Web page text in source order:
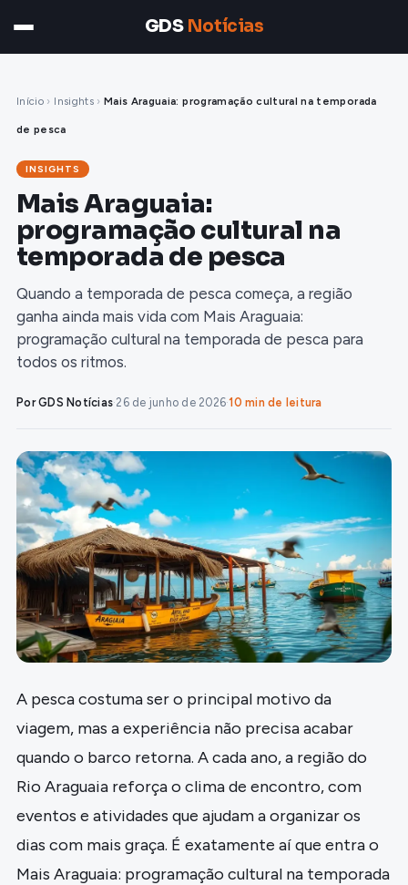
GDS Notícias
Início › Insights › Mais Araguaia: programação cultural na temporada
de pesca
INSIGHTS
Mais Araguaia:
programação cultural na
temporada de pesca
Quando a temporada de pesca começa, a região
ganha ainda mais vida com Mais Araguaia:
programação cultural na temporada de pesca para
todos os ritmos.
Por GDS Notícias·26 de junho de 2026·10 min de leitura
A pesca costuma ser o principal motivo da
viagem, mas a experiência não precisa acabar
quando o barco retorna. A cada ano, a região do
Rio Araguaia reforça o clima de encontro, com
eventos e atividades que ajudam a organizar os
dias com mais graça. É exatamente aí que entra o
Mais Araguaia: programação cultural na temporada